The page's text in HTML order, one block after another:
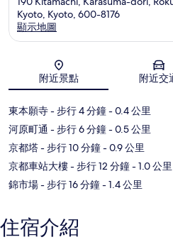
Kyoto, Kyoto, 600-8176
顯示地圖
附近景點 附近交
東本願寺- 步行 4 分鐘- 0.4 公里
河原町通 - 步行 6 分鐘- 0.5 公里
京都塔- 步行 10 分鐘- 0.9 公里
京都車站大樓- 步行 12 分鐘- 1.0 公里
錦市場- 步行 16 分鐘- 1.4 公里
住宿介紹